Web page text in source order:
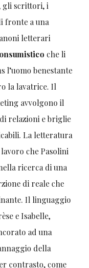
gli scrittori, i
fronte a una
letterari
che li
l’uomo benestante
la lavatrice. Il
avvolgono il
relazioni e briglie
La letteratura
che Pasolini
ricerca di una
di reale che
Il linguaggio
e Isabelle,
ad una
della
contrasto, come